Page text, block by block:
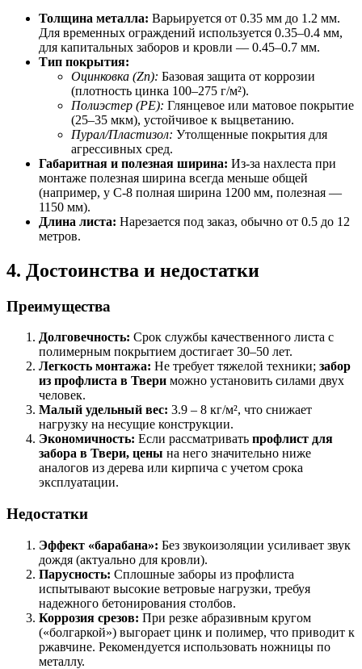
Толщина металла: Варьируется от 0.35 мм до 1.2 мм.
Для временных ограждений используется 0.35–0.4 мм,
для капитальных заборов и кровли — 0.45–0.7 мм.
Тип покрытия:
Оцинковка (Zn): Базовая защита от коррозии
(плотность цинка 100–275 г/м²).
Полиэстер (PE): Глянцевое или матовое покрытие
(25–35 мкм), устойчивое к выцветанию.
Пурал/Пластизол: Утолщенные покрытия для
агрессивных сред.
Габаритная и полезная ширина: Из-за нахлеста при
монтаже полезная ширина всегда меньше общей
(например, у С-8 полная ширина 1200 мм, полезная —
1150 мм).
Длина листа: Нарезается под заказ, обычно от 0.5 до 12
метров.
4. Достоинства и недостатки
Преимущества
Долговечность: Срок службы качественного листа с
полимерным покрытием достигает 30–50 лет.
Легкость монтажа: Не требует тяжелой техники; забор
из профлиста в Твери можно установить силами двух
человек.
Малый удельный вес: 3.9 – 8 кг/м², что снижает
нагрузку на несущие конструкции.
Экономичность: Если рассматривать профлист для
забора в Твери, цены на него значительно ниже
аналогов из дерева или кирпича с учетом срока
эксплуатации.
Недостатки
Эффект «барабана»: Без звукоизоляции усиливает звук
дождя (актуально для кровли).
Парусность: Сплошные заборы из профлиста
испытывают высокие ветровые нагрузки, требуя
надежного бетонирования столбов.
Коррозия срезов: При резке абразивным кругом
(«болгаркой») выгорает цинк и полимер, что приводит к
ржавчине. Рекомендуется использовать ножницы по
металлу.